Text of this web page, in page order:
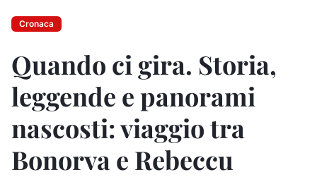
Cronaca
Quando ci gira. Storia,
leggende e panorami
nascosti: viaggio tra
Bonorva e Rebeccu